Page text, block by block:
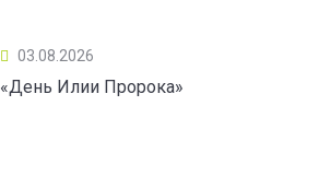
03.08.2026
«День Илии Пророка»